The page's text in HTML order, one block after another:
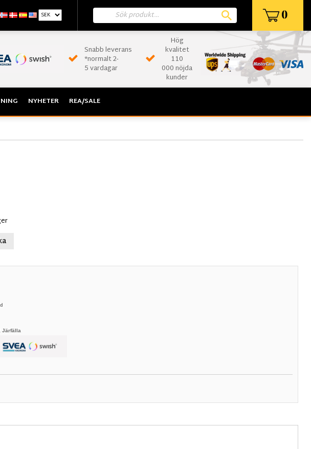
0
Snabb leverans
*normalt 2-
5 vardagar
Hög
kvalitet
110
000 nöjda
kunder
NYHETER REA/SALE
Järfälla